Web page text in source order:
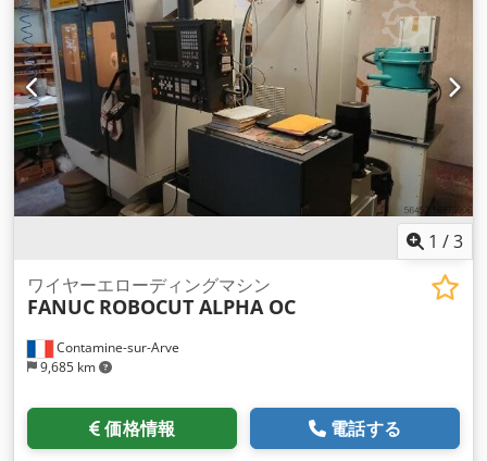
1 /3
Contamine-sur-Arve
9,685 km
ワイヤーエローディングマシン
FANUC ROBOCUT ALPHA OC
価格情報 電話する